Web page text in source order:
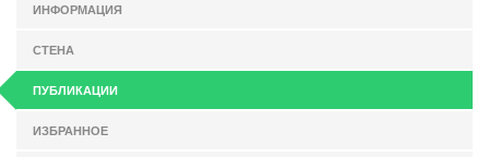
ИНФОРМАЦИЯ
СТЕНА
ПУБЛИКАЦИИ
ИЗБРАННОЕ